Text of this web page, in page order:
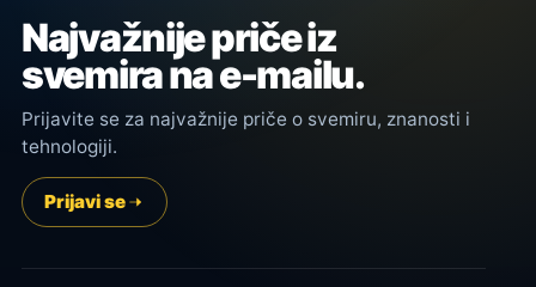
Najvažnije priče iz
svemira na e-mailu.
Prijavite se za najvažnije priče o svemiru, znanosti i
tehnologiji.
Prijavi se